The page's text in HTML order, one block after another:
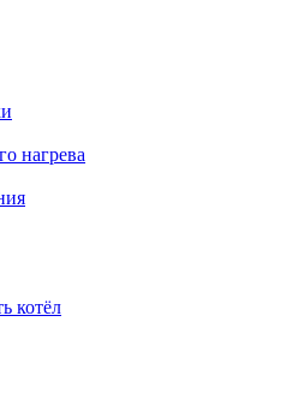
нагрева
котёл